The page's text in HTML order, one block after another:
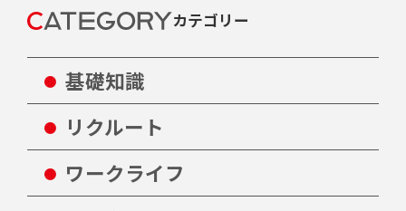
カテゴリー
基礎知識
リクルート
ワークライフ